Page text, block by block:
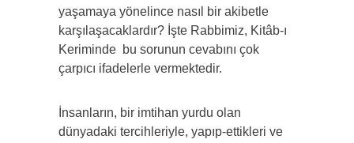
yaşamaya yönelince nasıl bir akibetle
karşılaşacaklardır? İşte Rabbimiz, Kitâb-ı
Keriminde bu sorunun cevabını çok
çarpıcı ifadelerle vermektedir.
İnsanların, bir imtihan yurdu olan
dünyadaki tercihleriyle, yapıp-ettikleri ve